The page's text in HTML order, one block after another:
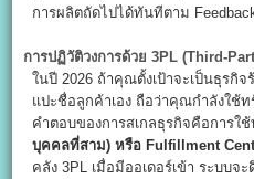
การผลิตถัดไปได้ทันทีตาม
การปฏิวัติวงการด้วย 3PL (Third-
ในปี 2026 ถ้าคุณตั้งเป้าจะเป็นธุรกิ
แปะชื่อลูกค้าเอง ถือว่าคุณกำลังใช้ท
คำตอบของการสเกลธุรกิจคือการใ
บุคคลที่สาม) หรือ Fulfillment
คลัง 3PL เมื่อมีออเดอร์เข้า ระบบ